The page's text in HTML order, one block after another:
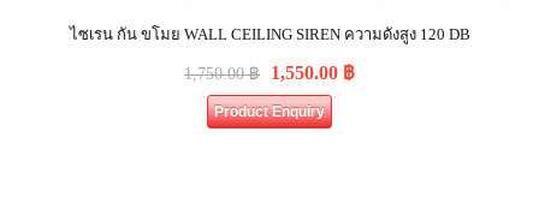
ไซเรน กัน ขโมย WALL CEILING SIREN ความดังสูง 120 DB
1,750.00฿ 1,550.00 ฿
Product Enquiry